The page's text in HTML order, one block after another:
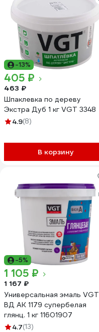
-13%
405 ₽
463 ₽
Шпаклевка по дереву
Экстра Дуб 1 кг VGT 3348
4.9(8)
В корзину
-5%
1 105 ₽
1 167 ₽
Универсальная эмаль VGT
ВД АК 1179 супербелая
глянц. 1 кг 11601907
4.7(13)